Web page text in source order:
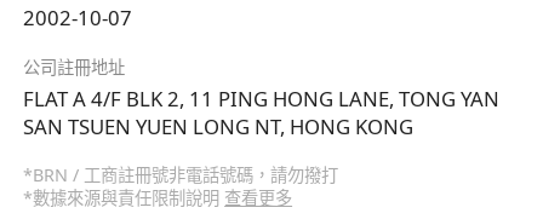
2002-10-07
公司註冊地址
FLAT A 4/F BLK 2, 11 PING HONG LANE, TONG YAN
SAN TSUEN YUEN LONG NT, HONG KONG
*BRN / 工商註冊號非電話號碼，請勿撥打
*數據來源與責任限制說明 查看更多